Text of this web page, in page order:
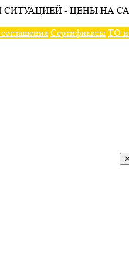
- ЦЕНЫ НА
Сертификаты ТО и
✕